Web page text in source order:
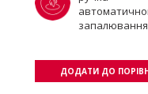
запалювання
ДОДАТИ ДО